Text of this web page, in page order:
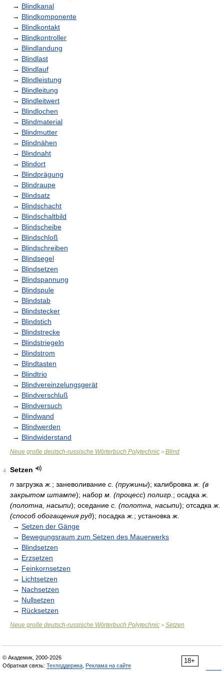
→ Blindkanal
→ Blindkomponente
→ Blindkontakt
→ Blindkontroller
→ Blindlandung
→ Blindlast
→ Blindlauf
→ Blindleistung
→ Blindleitung
→ Blindleitwert
→ Blindlochen
→ Blindmaterial
→ Blindmutter
→ Blindnähen
→ Blindnaht
→ Blindort
→ Blindprägung
→ Blindraupe
→ Blindsatz
→ Blindschacht
→ Blindschaltbild
→ Blindscheibe
→ Blindschloß
→ Blindschreiben
→ Blindsegel
→ Blindsetzen
→ Blindspannung
→ Blindspule
→ Blindstab
→ Blindstecker
→ Blindstich
→ Blindstrecke
→ Blindstriegeln
→ Blindstrom
→ Blindtasten
→ Blindtrio
→ Blindvereinzelungsgerät
→ Blindverschluß
→ Blindversuch
→ Blindwand
→ Blindwerden
→ Blindwiderstand
Neue große deutsch-russische Wörterbuch Polytechnic > Blind
4
Setzen
n загрузка ж. ; заневоливание с. (пружины); калибровка ж. (в
закрытом штампе); набор м. (процесс) полигр. ; осадка ж.
(полотна, насыпи); оседание с. (полотна, насыпи); отсадка ж.
(способ обогащения руд); посадка ж. ; установка ж.
→ Setzen der Gänge
→ Bewegungsraum zum Setzen des Mauerwerks
→ Blindsetzen
→ Erzsetzen
→ Feinkornsetzen
→ Lichtsetzen
→ Nachsetzen
→ Nullsetzen
→ Rücksetzen
Neue große deutsch-russische Wörterbuch Polytechnic > Setzen
18+
© Академик, 2000-2026
Обратная связь: Техподдержка Реклама на сайте